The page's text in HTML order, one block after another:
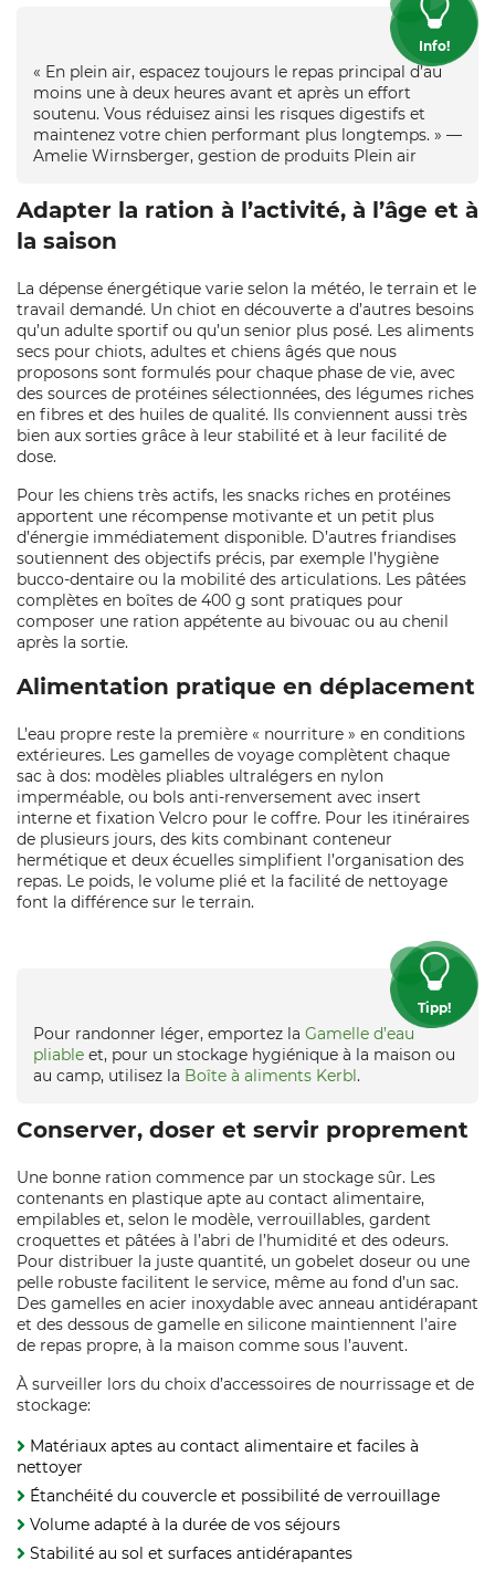
Info!
« En plein air, espacez toujours le repas principal d’au
moins une à deux heures avant et après un effort
soutenu. Vous réduisez ainsi les risques digestifs et
maintenez votre chien performant plus longtemps. » —
Amelie Wirnsberger, gestion de produits Plein air
Adapter la ration à l’activité, à l’âge et à
la saison
La dépense énergétique varie selon la météo, le terrain et le
travail demandé. Un chiot en découverte a d’autres besoins
qu’un adulte sportif ou qu’un senior plus posé. Les aliments
secs pour chiots, adultes et chiens âgés que nous
proposons sont formulés pour chaque phase de vie, avec
des sources de protéines sélectionnées, des légumes riches
en fibres et des huiles de qualité. Ils conviennent aussi très
bien aux sorties grâce à leur stabilité et à leur facilité de
dose.
Pour les chiens très actifs, les snacks riches en protéines
apportent une récompense motivante et un petit plus
d’énergie immédiatement disponible. D’autres friandises
soutiennent des objectifs précis, par exemple l’hygiène
bucco‑dentaire ou la mobilité des articulations. Les pâtées
complètes en boîtes de 400 g sont pratiques pour
composer une ration appétente au bivouac ou au chenil
après la sortie.
Alimentation pratique en déplacement
L’eau propre reste la première « nourriture » en conditions
extérieures. Les gamelles de voyage complètent chaque
sac à dos: modèles pliables ultralégers en nylon
imperméable, ou bols anti‑renversement avec insert
interne et fixation Velcro pour le coffre. Pour les itinéraires
de plusieurs jours, des kits combinant conteneur
hermétique et deux écuelles simplifient l’organisation des
repas. Le poids, le volume plié et la facilité de nettoyage
font la différence sur le terrain.
Tipp!
Pour randonner léger, emportez la Gamelle d’eau
pliable et, pour un stockage hygiénique à la maison ou
au camp, utilisez la Boîte à aliments Kerbl.
Conserver, doser et servir proprement
Une bonne ration commence par un stockage sûr. Les
contenants en plastique apte au contact alimentaire,
empilables et, selon le modèle, verrouillables, gardent
croquettes et pâtées à l’abri de l’humidité et des odeurs.
Pour distribuer la juste quantité, un gobelet doseur ou une
pelle robuste facilitent le service, même au fond d’un sac.
Des gamelles en acier inoxydable avec anneau antidérapant
et des dessous de gamelle en silicone maintiennent l’aire
de repas propre, à la maison comme sous l’auvent.
À surveiller lors du choix d’accessoires de nourrissage et de
stockage:
Matériaux aptes au contact alimentaire et faciles à
nettoyer
Étanchéité du couvercle et possibilité de verrouillage
Volume adapté à la durée de vos séjours
Stabilité au sol et surfaces antidérapantes